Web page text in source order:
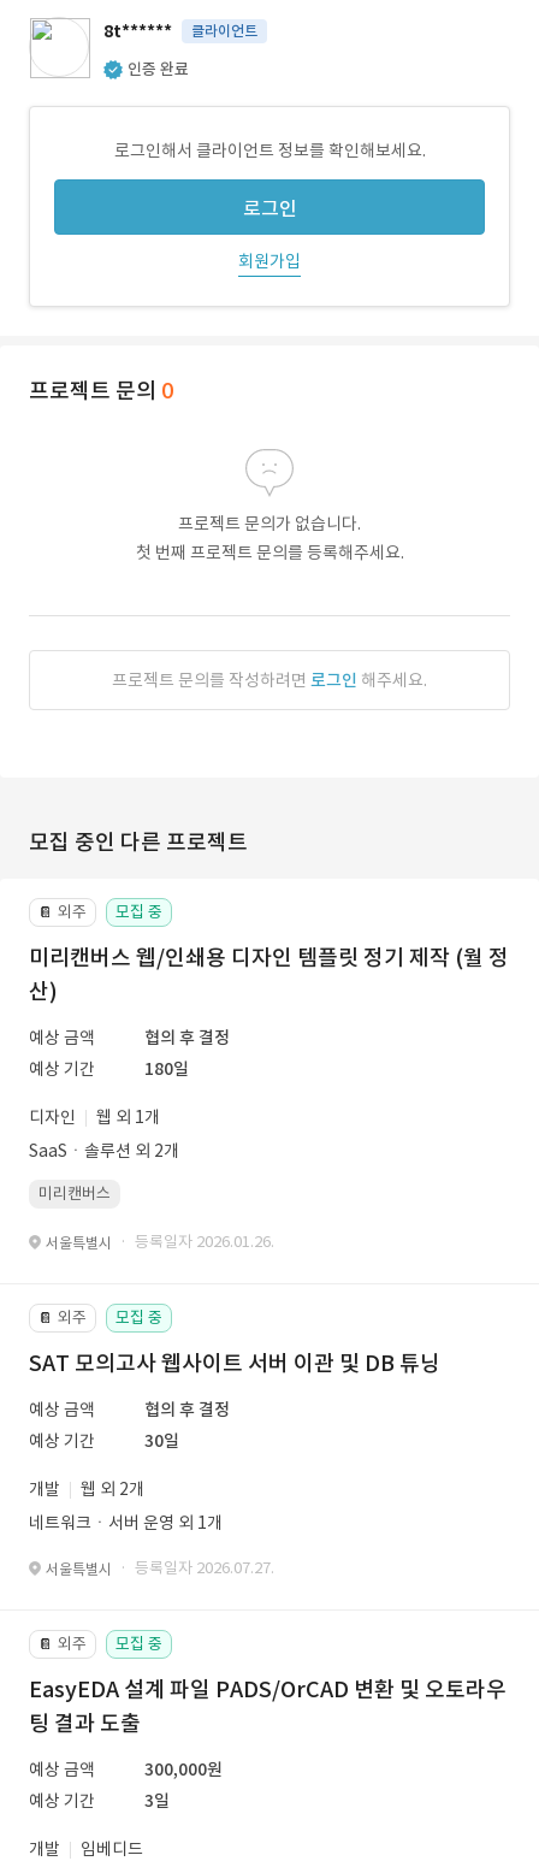
8t****** 클라이언트
인증 완료
로그인해서 클라이언트 정보를 확인해보세요.
로그인
회원가입
프로젝트 문의 0
프로젝트 문의가 없습니다.
첫 번째 프로젝트 문의를 등록해주세요.
프로젝트 문의를 작성하려면 로그인 해주세요.
모집 중인 다른 프로젝트
📔 외주 모집 중
미리캔버스 웹/인쇄용 디자인 템플릿 정기 제작 (월 정
산)
예상 금액
협의 후 결정
예상 기간
180일
디자인
웹 외 1개
SaaSㆍ솔루션 외 2개
미리캔버스
서울특별시 · 등록일자 2026.01.26.
📔 외주 모집 중
SAT 모의고사 웹사이트 서버 이관 및 DB 튜닝
예상 금액
협의 후 결정
예상 기간
30일
개발
웹 외 2개
네트워크ㆍ서버 운영 외 1개
서울특별시 · 등록일자 2026.07.27.
📔 외주 모집 중
EasyEDA 설계 파일 PADS/OrCAD 변환 및 오토라우
팅 결과 도출
예상 금액
300,000원
예상 기간
3일
개발
임베디드